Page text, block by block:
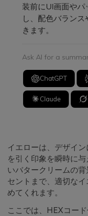
装前にUI画面や
し、配色バラン
きます。
Ask AI for a
ChatGPT
Claude
イエローは、デザイ
を引く印象を瞬時に
いバタークリームの
セントまで、適切な
めてくれます。
ここでは、HEXコー